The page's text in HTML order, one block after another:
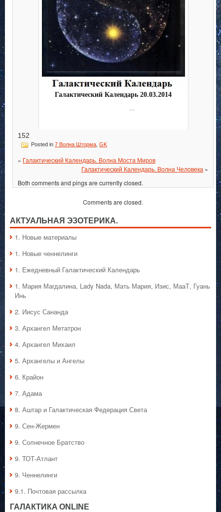
Галактический Календарь 20.03.2014
152
Posted in 7 Волна Шторма GK
« Галактический Календарь. Волна Моста Миров
Галактический Календарь. Волна Человека »
Both comments and pings are currently closed.
Comments are closed.
АКТУАЛЬНАЯ ЭЗОТЕРИКА.
1. Hовые материалы
1. Hовые ченнелинги
1. Ежедневный Галактический Календарь
1. Мария Магдалина, Lady Nada, Мать Мария, Изис, МааТ, Гуань
Инь
2. Иисус Сананда
3. Архангел Метатрон
4. Архангел Михаил
5. Архангелы и Ангелы
6. Крайон
7. Адама
8. Аштар и Галактическая Федерация Света
9. Сен-Жермен
9. Солнечное Братство
9. ТОТ-Атлант
9. Ченнелинги
9.1. Почтовая рассылка
ГАЛАКТИКA ONLINE